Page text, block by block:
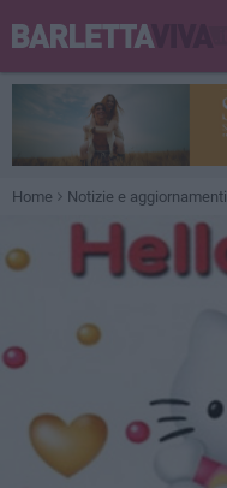
Home Notizie e aggiornamenti